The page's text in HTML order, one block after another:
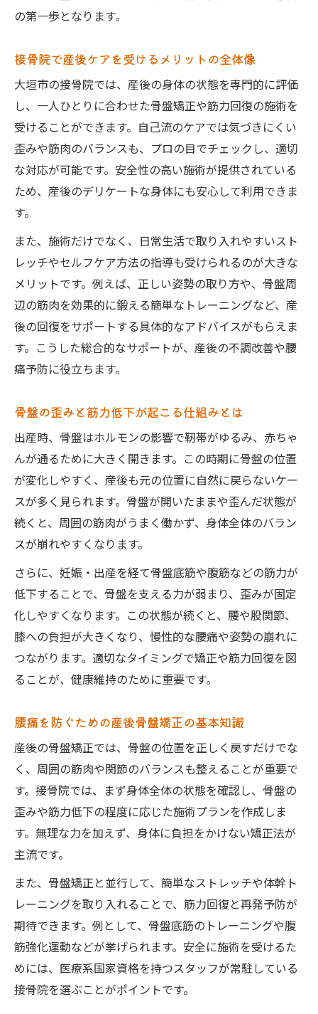
産後の筋力低下が骨盤に及ぼす悪影響とは
性
骨盤矯正と筋力トレーニングの効果的な両
立
産後の骨盤ケアがもたらす全身への影響
接骨院の骨盤矯正でリスクを減らす方法
接骨院による産後骨盤矯正の正しいメリットと
果
骨盤の安定と腰痛予防の本当の理由を知る
産後の体型維持に役立つ骨盤矯正のポイン
ト
接骨院の安全な施術が選ばれる理由
筋力サポートと骨盤調整の相乗効果を解説
法
骨盤矯正による体型回復のメカニズムを解
説
接骨院の施術が美しい姿勢に与える影響と
は
産後に必要な骨盤ケアと健康維持のポイン
ト
体型変化の理由と骨盤矯正の役割を知ろう
接骨院の骨盤矯正で得られる美容効果に注
目
腰痛を防ぐ産後ケアに適した骨盤ストレッチ方
法
接骨院が推奨する産後骨盤ストレッチ法を
腰痛予防に効果的な簡単ストレッチのコツ
骨盤矯正とストレッチの組み合わせ効果と
は
筋力低下を防ぐ産後向けストレッチの実践
法
の第一歩となります。
接骨院で産後ケアを受けるメリットの全体像
大垣市の接骨院では、産後の身体の状態を専門的に評価
し、一人ひとりに合わせた骨盤矯正や筋力回復の施術を
受けることができます。自己流のケアでは気づきにくい
歪みや筋肉のバランスも、プロの目でチェックし、適切
な対応が可能です。安全性の高い施術が提供されている
ため、産後のデリケートな身体にも安心して利用できま
す。
また、施術だけでなく、日常生活で取り入れやすいスト
レッチやセルフケア方法の指導も受けられるのが大きな
メリットです。例えば、正しい姿勢の取り方や、骨盤周
辺の筋肉を効果的に鍛える簡単なトレーニングなど、産
後の回復をサポートする具体的なアドバイスがもらえま
す。こうした総合的なサポートが、産後の不調改善や腰
痛予防に役立ちます。
骨盤の歪みと筋力低下が起こる仕組みとは
出産時、骨盤はホルモンの影響で靭帯がゆるみ、赤ちゃ
んが通るために大きく開きます。この時期に骨盤の位置
が変化しやすく、産後も元の位置に自然に戻らないケー
スが多く見られます。骨盤が開いたままや歪んだ状態が
続くと、周囲の筋肉がうまく働かず、身体全体のバラン
スが崩れやすくなります。
さらに、妊娠・出産を経て骨盤底筋や腹筋などの筋力が
低下することで、骨盤を支える力が弱まり、歪みが固定
化しやすくなります。この状態が続くと、腰や股関節、
膝への負担が大きくなり、慢性的な腰痛や姿勢の崩れに
つながります。適切なタイミングで矯正や筋力回復を図
ることが、健康維持のために重要です。
腰痛を防ぐための産後骨盤矯正の基本知識
産後の骨盤矯正では、骨盤の位置を正しく戻すだけでな
く、周囲の筋肉や関節のバランスも整えることが重要で
す。接骨院では、まず身体全体の状態を確認し、骨盤の
歪みや筋力低下の程度に応じた施術プランを作成しま
す。無理な力を加えず、身体に負担をかけない矯正法が
主流です。
また、骨盤矯正と並行して、簡単なストレッチや体幹ト
レーニングを取り入れることで、筋力回復と再発予防が
期待できます。例として、骨盤底筋のトレーニングや腹
筋強化運動などが挙げられます。安全に施術を受けるた
めには、医療系国家資格を持つスタッフが常駐している
接骨院を選ぶことがポイントです。